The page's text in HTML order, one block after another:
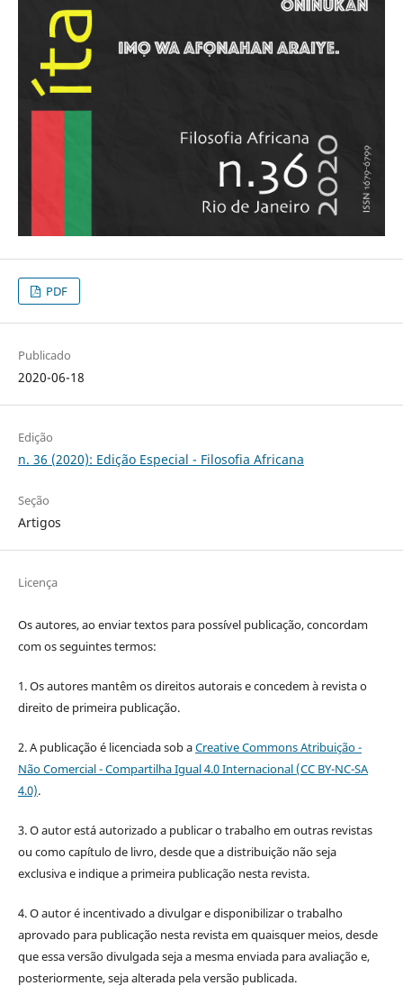
PDF
Publicado
2020-06-18
Edição
n. 36 (2020): Edição Especial - Filosofia Africana
Seção
Artigos
Licença
Os autores, ao enviar textos para possível publicação, concordam
com os seguintes termos:
1. Os autores mantêm os direitos autorais e concedem à revista o
direito de primeira publicação.
2. A publicação é licenciada sob aCreative Commons Atribuição -
Não Comercial - Compartilha Igual 4.0 Internacional (CC BY-NC-SA
4.0).
3. O autor está autorizado a publicar o trabalho em outras revistas
ou como capítulo de livro, desde que a distribuição não seja
exclusiva e indique a primeira publicação nesta revista.
4. O autor é incentivado a divulgar e disponibilizar o trabalho
aprovado para publicação nesta revista em quaisquer meios, desde
que essa versão divulgada seja a mesma enviada para avaliação e,
posteriormente, seja alterada pela versão publicada.